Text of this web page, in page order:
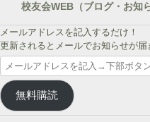
校友会WEB（ブログ・お知
メールアドレスを記入するだけ！
更新されるとメールでお知らせが届
ー
ル
ア
ド
無料購読